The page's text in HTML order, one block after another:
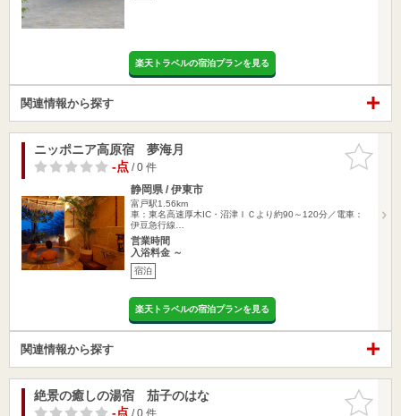
楽天トラベルの宿泊プランを見る
関連情報から探す
お気に入
りに追加
ニッポニア高原宿 夢海月
-点/ 0 件
静岡県 / 伊東市
富戸駅1.56km
車：東名高速厚木IC・沼津ＩＣより約90～120分／電車：
伊豆急行線…
営業時間
入浴料金 ～
宿泊
楽天トラベルの宿泊プランを見る
関連情報から探す
お気に入
りに追加
絶景の癒しの湯宿 茄子のはな
-点/ 0 件